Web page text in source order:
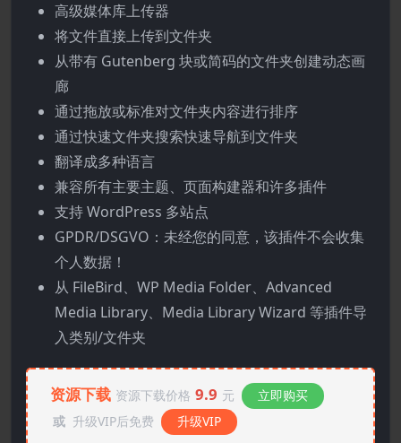
高级媒体库上传器
将文件直接上传到文件夹
从带有 Gutenberg 块或简码的文件夹创建动态画
廊
通过拖放或标准对文件夹内容进行排序
通过快速文件夹搜索快速导航到文件夹
翻译成多种语言
兼容所有主要主题、页面构建器和许多插件
支持 WordPress 多站点
GPDR/DSGVO：未经您的同意，该插件不会收集
个人数据！
从 FileBird、WP Media Folder、Advanced
Media Library、Media Library Wizard 等插件导
入类别/文件夹
资源下载 资源下载价格 9.9 元
立即购买
或 升级VIP后免费 升级VIP